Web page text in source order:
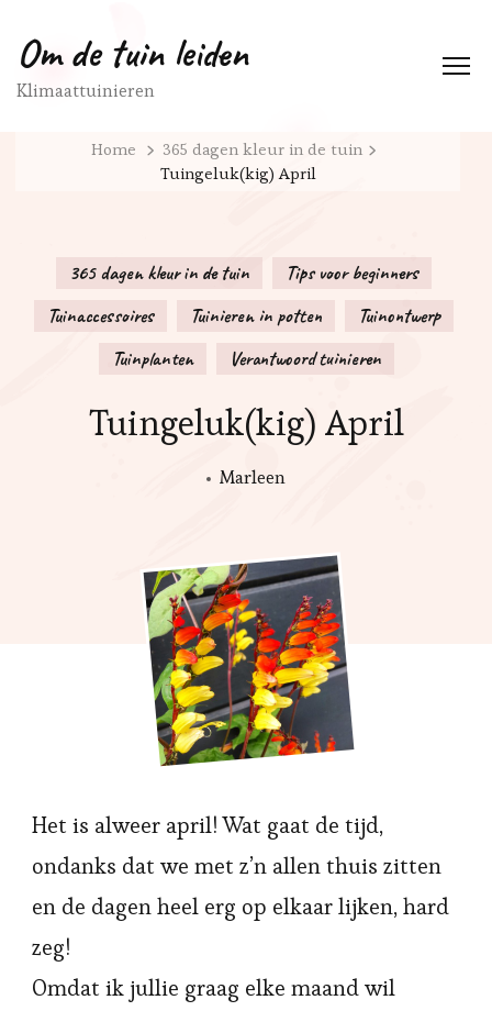
Om de tuin leiden
Klimaattuinieren
Home
365 dagen kleur in de tuin
Tuingeluk(kig) April
365 dagen kleur in de tuin
Tips voor beginners
Tuinaccessoires
Tuinieren in potten
Tuinontwerp
Tuinplanten
Verantwoord tuinieren
Tuingeluk(kig) April
Marleen
Het is alweer april! Wat gaat de tijd,
ondanks dat we met z’n allen thuis zitten
en de dagen heel erg op elkaar lijken, hard
zeg!
Omdat ik jullie graag elke maand wil